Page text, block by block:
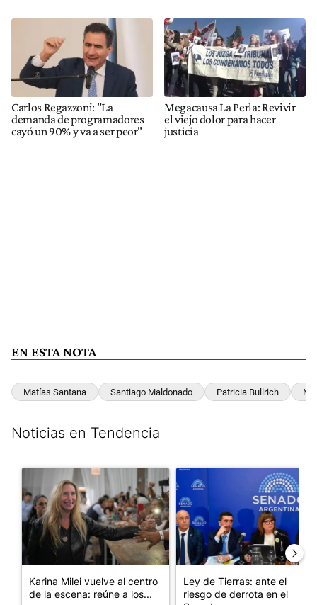
Carlos Regazzoni: "La
demanda de programadores
cayó un 90% y va a ser peor"
Megacausa La Perla: Revivir
el viejo dolor para hacer
justicia
EN ESTA NOTA
Matías Santana Santiago Maldonado Patricia Bullrich
Noticias en Tendencia
Un artículo de tendencia con el título "Karina Milei vuelve al
Karina Milei vuelve al centro
de la escena: reúne a los...
Un artículo de tendencia con
Ley de Tierras: ante el
riesgo de derrota en el